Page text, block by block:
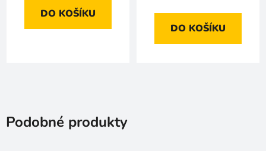
DO KOŠÍKU
DO KOŠÍKU
Podobné produkty